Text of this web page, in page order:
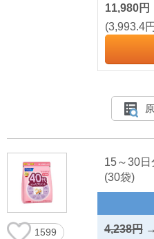
11,980円
(3,993.4
1599
15～30日
(30袋)
4,238円→